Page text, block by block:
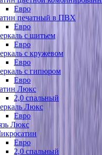
Евро
печатный в ПВХ
Евро
с шитьем
Евро
с кружевом
Евро
с гипюром
Евро
Люкс
2,0 спальный
Люкс
Евро
Люкс
Евро
2,0 спальный